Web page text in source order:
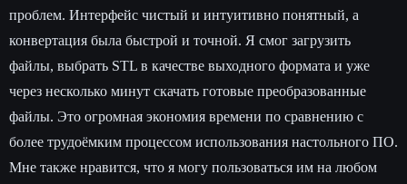
проблем. Интерфейс чистый и интуитивно понятный, а
конвертация была быстрой и точной. Я смог загрузить
файлы, выбрать STL в качестве выходного формата и уже
через несколько минут скачать готовые преобразованные
файлы. Это огромная экономия времени по сравнению с
более трудоёмким процессом использования настольного ПО.
Мне также нравится, что я могу пользоваться им на любом